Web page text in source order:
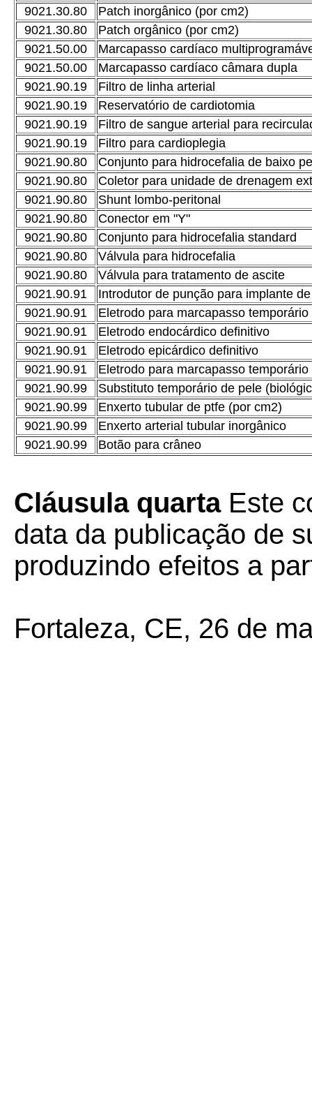
9021.30.80
Patch inorgânico (por cm2)
9021.30.80
Patch orgânico (por cm2)
9021.50.00
Marcapasso cardíaco
9021.50.00
Marcapasso cardíaco câmara dupla
9021.90.19
Filtro de linha arterial
9021.90.19
Reservatório de cardiotomia
9021.90.19
Filtro de sangue arterial para
9021.90.19
Filtro para cardioplegia
9021.90.80
Conjunto para hidrocefalia de baixo
9021.90.80
Coletor para unidade de drenagem
9021.90.80
Shunt lombo-peritonal
9021.90.80
Conector em "Y"
9021.90.80
Conjunto para hidrocefalia standard
9021.90.80
Válvula para hidrocefalia
9021.90.80
Válvula para tratamento de ascite
9021.90.91
Introdutor de punção para implante
9021.90.91
Eletrodo para marcapasso
9021.90.91
Eletrodo endocárdico definitivo
9021.90.91
Eletrodo epicárdico definitivo
9021.90.91
Eletrodo para marcapasso
9021.90.99
Substituto temporário de pele
9021.90.99
Enxerto tubular de ptfe (por cm2)
9021.90.99
Enxerto arterial tubular inorgânico
9021.90.99
Botão para crâneo
Cláusula quarta Este
data da publicação de
produzindo efeitos a
Fortaleza, CE, 26 de